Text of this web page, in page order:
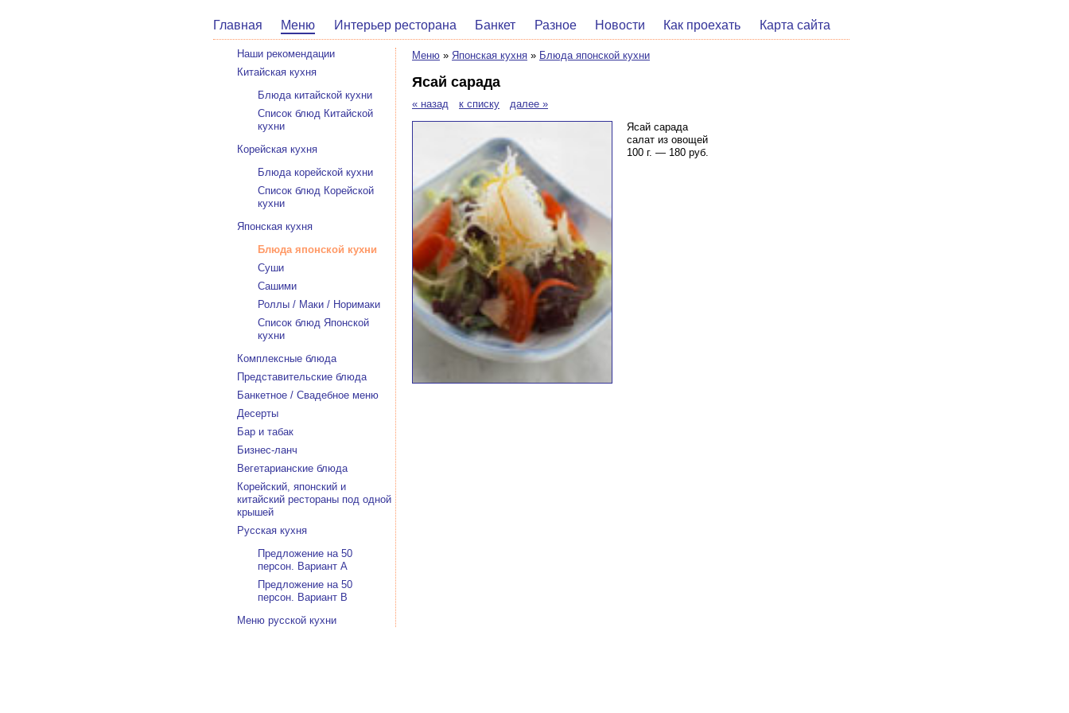
Главная Меню Интерьер ресторана Банкет Разное Новости Как проехать Карта сайта
Меню » Японская кухня » Блюда японской кухни
Ясай сарада
« назад к списку
далее »
Ясай сарада
салат из овощей
100 г. — 180 руб.
Наши рекомендации
Китайская кухня
Блюда китайской кухни
Список блюд Китайской
кухни
Корейская кухня
Блюда корейской кухни
Список блюд Корейской
кухни
Японская кухня
Блюда японской кухни
Суши
Сашими
Роллы / Маки / Норимаки
Список блюд Японской
кухни
Комплексные блюда
Представительские блюда
Банкетное / Свадебное меню
Десерты
Бар и табак
Бизнес-ланч
Вегетарианские блюда
Корейский, японский и
китайский рестораны под одной
крышей
Русская кухня
Предложение на 50
персон. Вариант А
Предложение на 50
персон. Вариант В
Меню русской кухни